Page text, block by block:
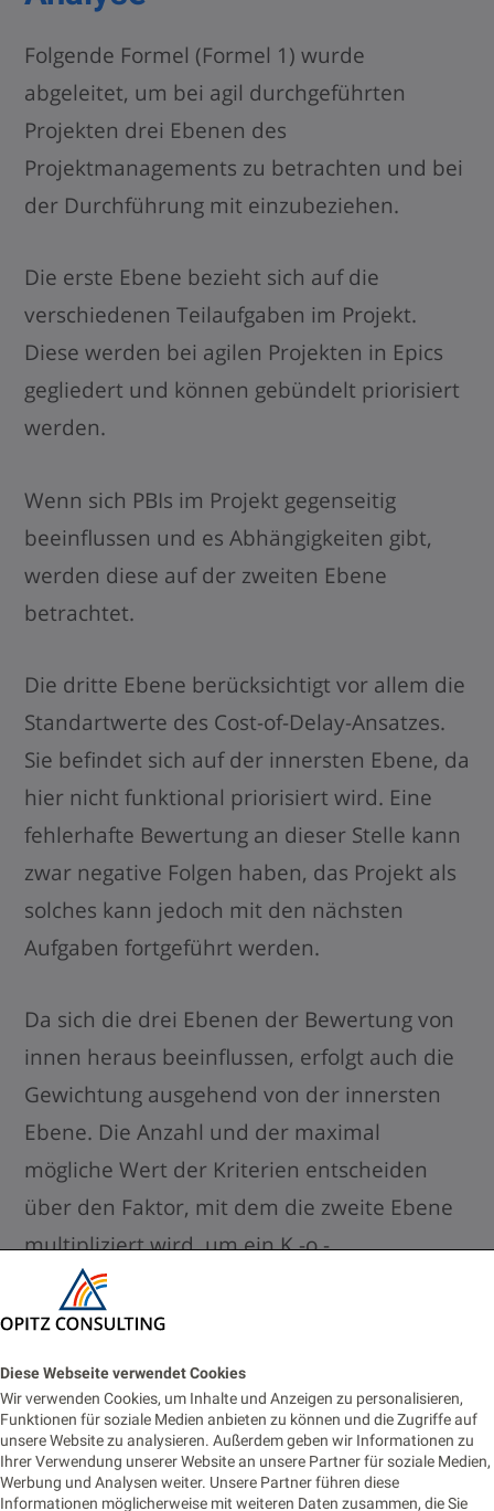
Diese Webseite verwendet Cookies
Wir verwenden Cookies, um Inhalte und Anzeigen zu personalisieren,
Funktionen für soziale Medien anbieten zu können und die Zugriffe auf
unsere Website zu analysieren. Außerdem geben wir Informationen zu
Ihrer Verwendung unserer Website an unsere Partner für soziale Medien,
Werbung und Analysen weiter. Unsere Partner führen diese
Informationen möglicherweise mit weiteren Daten zusammen, die Sie
Folgende Formel (Formel 1) wurde
abgeleitet, um bei agil durchgeführten
Projekten drei Ebenen des
Projektmanagements zu betrachten und bei
der Durchführung mit einzubeziehen.
Die erste Ebene bezieht sich auf die
verschiedenen Teilaufgaben im Projekt.
Diese werden bei agilen Projekten in Epics
gegliedert und können gebündelt priorisiert
werden.
Wenn sich PBIs im Projekt gegenseitig
beeinflussen und es Abhängigkeiten gibt,
werden diese auf der zweiten Ebene
betrachtet.
Die dritte Ebene berücksichtigt vor allem die
Standartwerte des Cost-of-Delay-Ansatzes.
Sie befindet sich auf der innersten Ebene, da
hier nicht funktional priorisiert wird. Eine
fehlerhafte Bewertung an dieser Stelle kann
zwar negative Folgen haben, das Projekt als
solches kann jedoch mit den nächsten
Aufgaben fortgeführt werden.
Da sich die drei Ebenen der Bewertung von
innen heraus beeinflussen, erfolgt auch die
Gewichtung ausgehend von der innersten
Ebene. Die Anzahl und der maximal
mögliche Wert der Kriterien entscheiden
über den Faktor, mit dem die zweite Ebene
multipliziert wird, um ein K.-o.-
Kriterium darzustellen. Aus den
Maximalwerten der Ebenen zwei und drei
Dies verdeutlicht Abbildung 1.